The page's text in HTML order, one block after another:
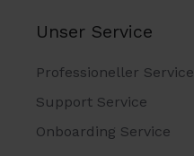
Unser Service
Professioneller Service
Support Service
Onboarding Service